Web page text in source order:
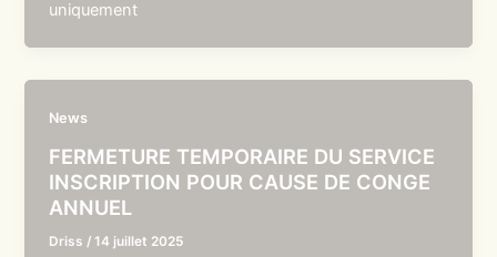
uniquement
News
FERMETURE TEMPORAIRE DU SERVICE
INSCRIPTION POUR CAUSE DE CONGE
ANNUEL
Driss /14 juillet 2025